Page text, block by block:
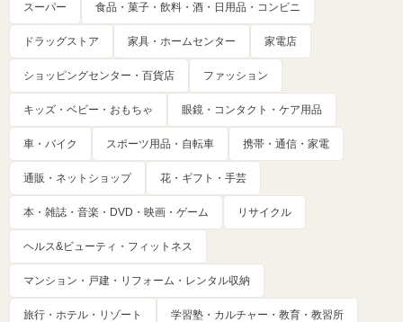
スーパー 食品・菓子・飲料・酒・日用品・コンビニ
ドラッグストア 家具・ホームセンター 家電店
ショッピングセンター・百貨店 ファッション
キッズ・ベビー・おもちゃ 眼鏡・コンタクト・ケア用品
車・バイク スポーツ用品・自転車 携帯・通信・家電
通販・ネットショップ 花・ギフト・手芸
本・雑誌・音楽・DVD・映画・ゲーム リサイクル
ヘルス&ビューティ・フィットネス
マンション・戸建・リフォーム・レンタル収納
旅行・ホテル・リゾート 学習塾・カルチャー・教育・教習所